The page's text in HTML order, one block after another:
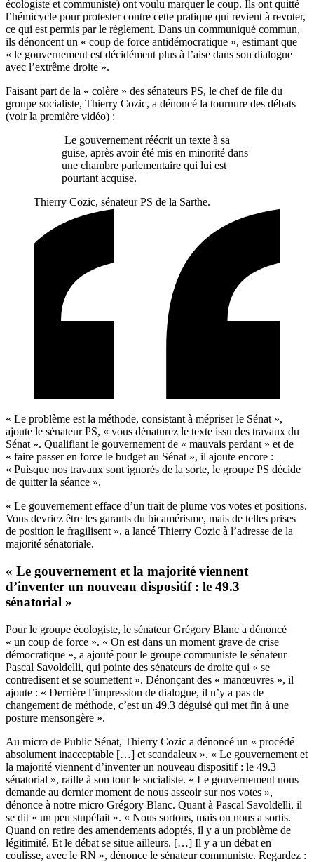
écologiste et communiste) ont voulu marquer le coup. Ils ont quitté
l’hémicycle pour protester contre cette pratique qui revient à revoter,
ce qui est permis par le règlement. Dans un communiqué commun,
ils dénoncent un « coup de force antidémocratique », estimant que
« le gouvernement est décidément plus à l’aise dans son dialogue
avec l’extrême droite ».
Faisant part de la « colère » des sénateurs PS, le chef de file du
groupe socialiste, Thierry Cozic, a dénoncé la tournure des débats
(voir la première vidéo) :
Le gouvernement réécrit un texte à sa
guise, après avoir été mis en minorité dans
une chambre parlementaire qui lui est
pourtant acquise.
Thierry Cozic, sénateur PS de la Sarthe.
« Le problème est la méthode, consistant à mépriser le Sénat »,
ajoute le sénateur PS, « vous dénaturez le texte issu des travaux du
Sénat ». Qualifiant le gouvernement de « mauvais perdant » et de
« faire passer en force le budget au Sénat », il ajoute encore :
« Puisque nos travaux sont ignorés de la sorte, le groupe PS décide
de quitter la séance ».
« Le gouvernement efface d’un trait de plume vos votes et positions.
Vous devriez être les garants du bicamérisme, mais de telles prises
de position le fragilisent », a lancé Thierry Cozic à l’adresse de la
majorité sénatoriale.
« Le gouvernement et la majorité viennent
d’inventer un nouveau dispositif : le 49.3
sénatorial »
Pour le groupe écologiste, le sénateur Grégory Blanc a dénoncé
« un coup de force ». « On est dans un moment grave de crise
démocratique », a ajouté pour le groupe communiste le sénateur
Pascal Savoldelli, qui pointe des sénateurs de droite qui « se
contredisent et se soumettent ». Dénonçant des « manœuvres », il
ajoute : « Derrière l’impression de dialogue, il n’y a pas de
changement de méthode, c’est un 49.3 déguisé qui met fin à une
posture mensongère ».
Au micro de Public Sénat, Thierry Cozic a dénoncé un « procédé
absolument inacceptable […] et scandaleux ». « Le gouvernement et
la majorité viennent d’inventer un nouveau dispositif : le 49.3
sénatorial », raille à son tour le socialiste. « Le gouvernement nous
demande au dernier moment de nous asseoir sur nos votes »,
dénonce à notre micro Grégory Blanc. Quant à Pascal Savoldelli, il
se dit « un peu stupéfait ». « Nous sortons, mais on nous a sortis.
Quand on retire des amendements adoptés, il y a un problème de
légitimité. Et le débat se situe ailleurs. […] Il y a un débat en
coulisse, avec le RN », dénonce le sénateur communiste. Regardez :